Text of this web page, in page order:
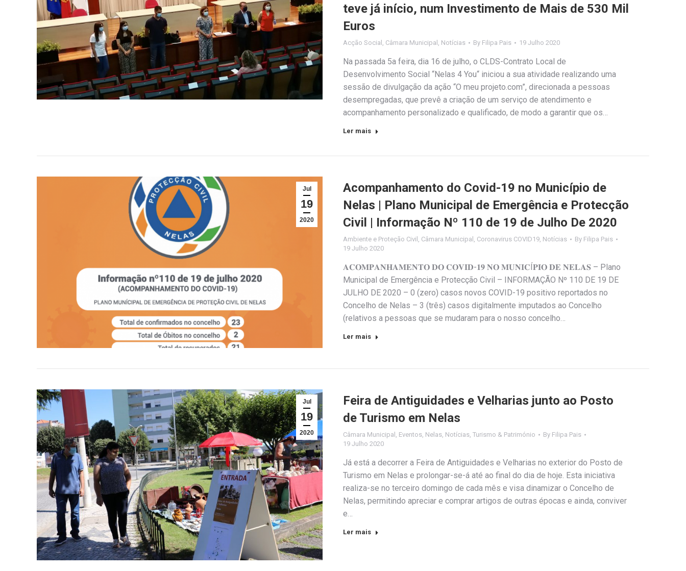
teve já início, num Investimento de Mais de 530 Mil
Euros
Acção Social , Câmara Municipal , Notícias By Filipa Pais 19 Julho 2020
Na passada 5a feira, dia 16 de julho, o CLDS-Contrato Local de
Desenvolvimento Social “Nelas 4 You“ iniciou a sua atividade realizando uma
sessão de divulgação da ação “O meu projeto.com”, direcionada a pessoas
desempregadas, que prevê a criação de um serviço de atendimento e
acompanhamento personalizado e qualificado, de modo a garantir que os…
Ler mais
Jul
19
2020
Acompanhamento do Covid-19 no Município de
Nelas | Plano Municipal de Emergência e Protecção
Civil | Informação Nº 110 de 19 de Julho De 2020
Ambiente e Proteção Civil , Câmara Municipal , Coronavirus COVID19, Notícias By Filipa Pais
19 Julho 2020
𝐀𝐂𝐎𝐌𝐏𝐀𝐍𝐇𝐀𝐌𝐄𝐍𝐓𝐎 𝐃𝐎 𝐂𝐎𝐕𝐈𝐃-𝟏𝟗 𝐍𝐎 𝐌𝐔𝐍𝐈𝐂Í𝐏𝐈𝐎 𝐃𝐄 𝐍𝐄𝐋𝐀𝐒 – Plano
Municipal de Emergência e Protecção Civil – INFORMAÇÃO Nº 110 DE 19 DE
JULHO DE 2020 – 0 (zero) casos novos COVID-19 positivo reportados no
Concelho de Nelas – 3 (três) casos digitalmente imputados ao Concelho
(relativos a pessoas que se mudaram para o nosso concelho…
Ler mais
Jul
19
2020
Feira de Antiguidades e Velharias junto ao Posto
de Turismo em Nelas
Câmara Municipal Eventos Nelas Notícias Turismo & Património By Filipa Pais
19 Julho 2020
Já está a decorrer a Feira de Antiguidades e Velharias no exterior do Posto de
Turismo em Nelas e prolongar-se-á até ao final do dia de hoje. Esta iniciativa
realiza-se no terceiro domingo de cada mês e visa dinamizar o Concelho de
Nelas, permitindo apreciar e comprar artigos de outras épocas e ainda, conviver
e…
Ler mais